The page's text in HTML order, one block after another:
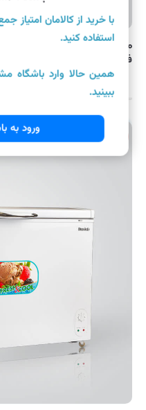
۹۱,۴۰۰,۰۰۰ تومان
فریزر صندوقی برفاب مدل CF 430
با خرید از کالامان امتیاز
استفاده کنید.
همین حالا وارد باشگاه
ببینید.
ورود به